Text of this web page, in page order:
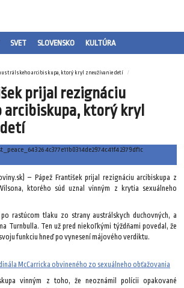
SVET SLOVENSKO KULTÚRA
arcibiskupa, ktorý kryl zneužívanie detí
prijal rezignáciu
arcibiskupa, ktorý kryl
– Pápež František prijal rezignáciu arcibiskupa z
ktorého súd uznal vinným z krytia sexuálneho
rastúcom tlaku zo strany austrálskych duchovných, a
Turnbulla. Ten už pred niekoľkými týždňami povedal, že
funkciu hneď po vynesení májového verdiktu.
McCarricka obvineného zo sexuálneho obťažovania
vinným z toho, že neoznámil polícii opakované